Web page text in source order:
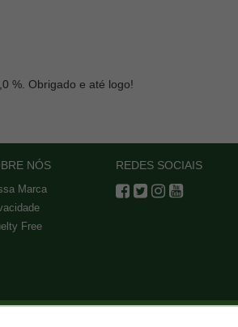
%. Obrigado e até logo!
NÓS
Marca
Free
REDES SOCIAIS